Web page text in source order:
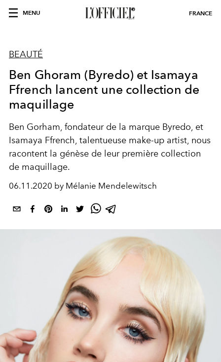
MENU FRANCE
BEAUTÉ
Ben Ghoram (Byredo) et Isamaya
Ffrench lancent une collection de
maquillage
Ben Gorham, fondateur de la marque Byredo, et
Isamaya Ffrench, talentueuse make-up artist, nous
racontent la génèse de leur première collection
de maquillage.
06.11.2020 by Mélanie Mendelewitsch